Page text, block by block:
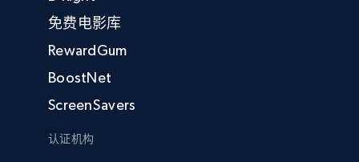
免费电影库
RewardGum
BoostNet
ScreenSavers
认证机构